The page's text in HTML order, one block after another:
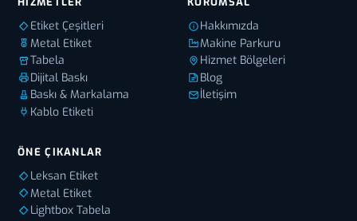
Etiket Çeşitleri
Metal Etiket
Tabela
Dijital Baskı
Baskı & Markalama
Kablo Etiketi
Hakkımızda
Makine Parkuru
Hizmet Bölgeleri
Blog
İletişim
ÖNE ÇIKANLAR
Leksan Etiket
Metal Etiket
Lightbox Tabela